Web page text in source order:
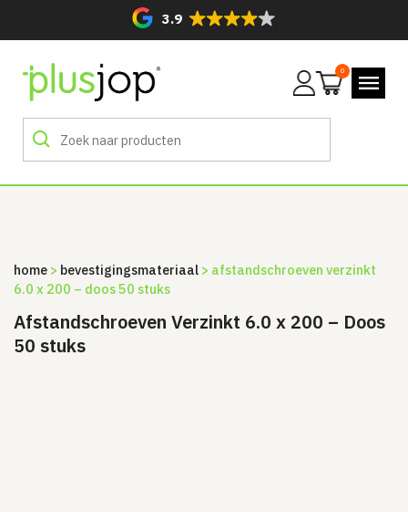
3.9
Mijn
0
home > bevestigingsmateriaal > afstandschroeven verzinkt
6.0 x 200 – doos 50 stuks
Afstandschroeven Verzinkt 6.0 x 200 – Doos
50 stuks